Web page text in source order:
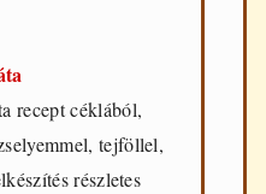
recept céklából,
tejföllel,
részletes